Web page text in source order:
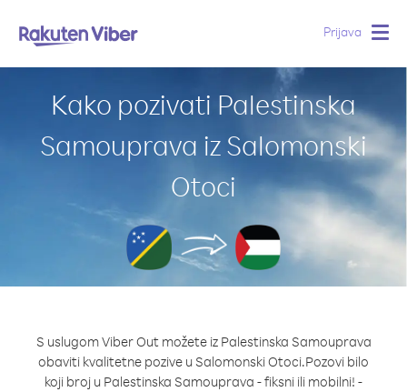
Prijava
Kako pozivati Palestinska
Samouprava iz Salomonski
Otoci
S uslugom Viber Out možete iz Palestinska Samouprava
obaviti kvalitetne pozive u Salomonski Otoci.Pozovi bilo
koji broj u Palestinska Samouprava - fiksni ili mobilni! -